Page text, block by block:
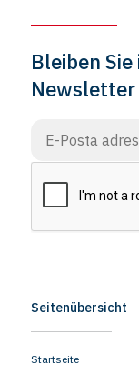
Bleiben
Newsletter
Seitenübersicht
Startseite